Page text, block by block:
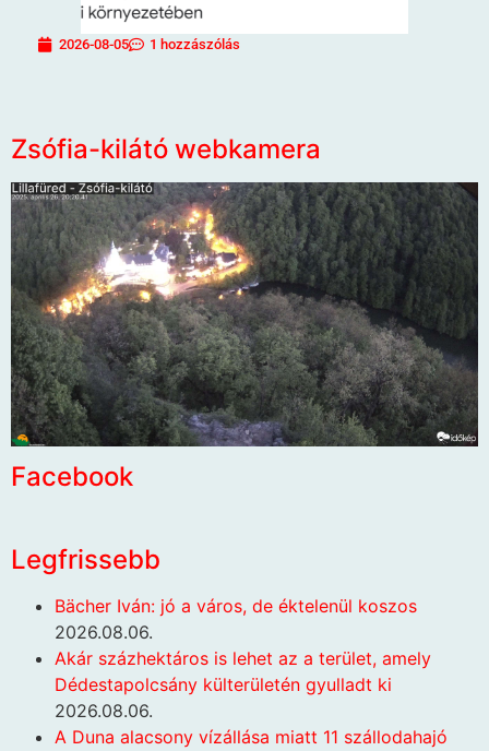
2026-08-05 1 hozzászólás
Zsófia-kilátó webkamera
Facebook
Legfrissebb
Bächer Iván: jó a város, de éktelenül koszos
2026.08.06.
Akár százhektáros is lehet az a terület, amely
Dédestapolcsány külterületén gyulladt ki
2026.08.06.
A Duna alacsony vízállása miatt 11 szállodahajó